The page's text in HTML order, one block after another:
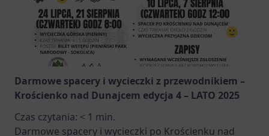
Darmowe spacery i wycieczki z przewodnikiem –
Krościenko nad Dunajcem edycja 4 – LATO 2025
Czas czytania: < 1 min.
Darmowe spacery i wycieczki po Krościenku nad